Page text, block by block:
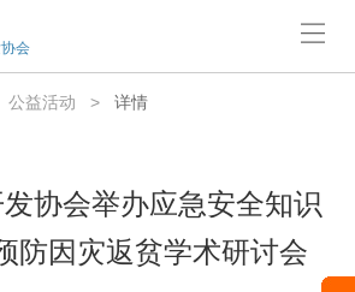
会
公益活动 > 详情
协会举办应急安全知识
防因灾返贫学术研讨会